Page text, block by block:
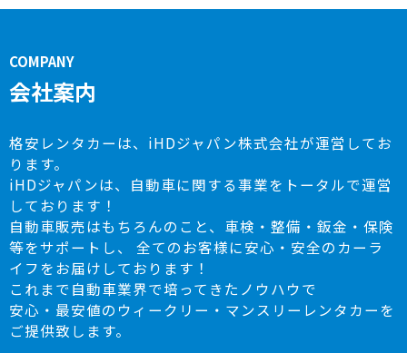
COMPANY
会社案内
格安レンタカーは、iHDジャパン株式会社が運営してお
ります。
iHDジャパンは、自動車に関する事業をトータルで運営
しております！
自動車販売はもちろんのこと、車検・整備・鈑金・保険
等をサポートし、
全てのお客様に安心・安全のカーラ
イフをお届けしております！
これまで自動車業界で培ってきたノウハウで
安心・最安値のウィークリー・マンスリーレンタカーを
ご提供致します。